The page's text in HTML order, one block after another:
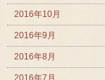
2016年10月
2016年9月
2016年8月